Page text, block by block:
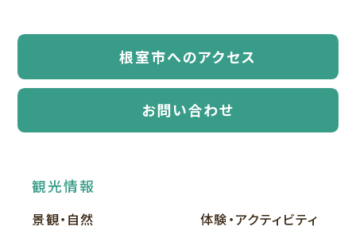
根室市へのアクセス
お問い合わせ
観光情報
景観・自然
体験・アクティビティ